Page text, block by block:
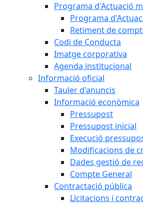
Programa d'Actuació
Programa
Retiment de
Codi de Conducta
Imatge corporativa
Agenda institucional
Informació oficial
Tauler d'anuncis
Informació econòmica
Pressupost
Pressupost inicial
Execució
Modificacions de
Dades gestió de
Compte General
Contractació pública
Licitacions i